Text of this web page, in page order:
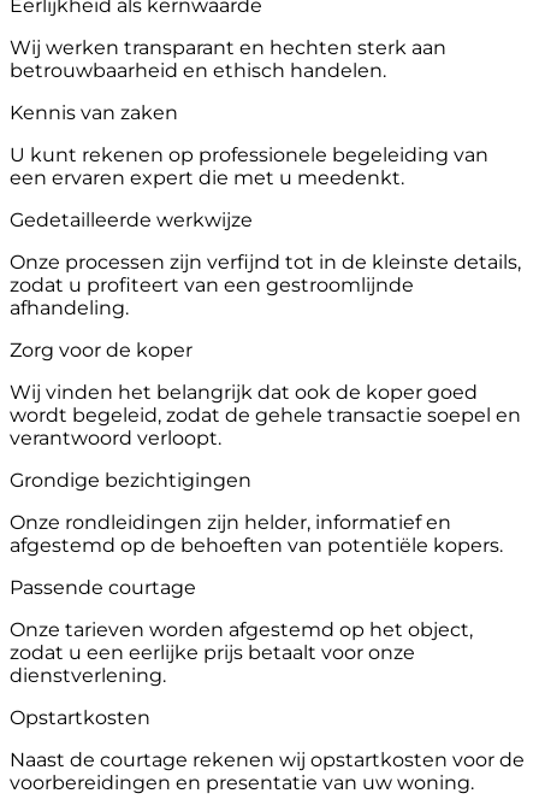
Eerlijkheid als kernwaarde
Wij werken transparant en hechten sterk aan
betrouwbaarheid en ethisch handelen.
Kennis van zaken
U kunt rekenen op professionele begeleiding van
een ervaren expert die met u meedenkt.
Gedetailleerde werkwijze
Onze processen zijn verfijnd tot in de kleinste details,
zodat u profiteert van een gestroomlijnde
afhandeling.
Zorg voor de koper
Wij vinden het belangrijk dat ook de koper goed
wordt begeleid, zodat de gehele transactie soepel en
verantwoord verloopt.
Grondige bezichtigingen
Onze rondleidingen zijn helder, informatief en
afgestemd op de behoeften van potentiële kopers.
Passende courtage
Onze tarieven worden afgestemd op het object,
zodat u een eerlijke prijs betaalt voor onze
dienstverlening.
Opstartkosten
Naast de courtage rekenen wij opstartkosten voor de
voorbereidingen en presentatie van uw woning.